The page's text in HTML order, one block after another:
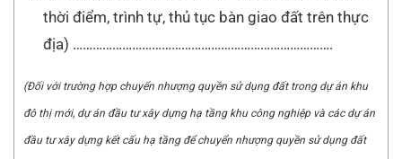
thời điểm, trình tự, thủ tục bàn giao đất trên thực
địa) …………………………………………………………………….
(Đối với trường hợp chuyển nhượng quyền sử dụng đất trong dự án khu
đô thị mới, dự án đầu tư xây dựng hạ tầng khu công nghiệp và các dự án
đầu tư xây dựng kết cấu hạ tầng để chuyển nhượng quyền sử dụng đất